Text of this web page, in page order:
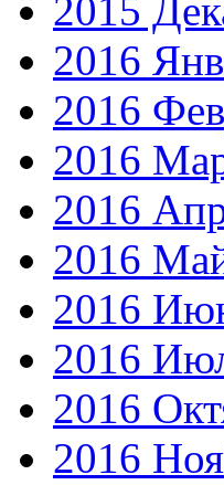
2015
2016
2016
2016
2016
2016
2016
2016
2016
2016